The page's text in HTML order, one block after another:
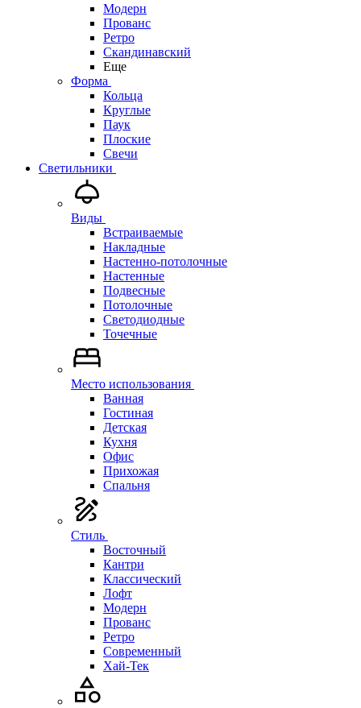
Модерн
Прованс
Ретро
Скандинавский
Еще
Форма
Кольца
Круглые
Паук
Плоские
Свечи
Светильники
Виды
Встраиваемые
Накладные
Настенно-потолочные
Настенные
Подвесные
Потолочные
Светодиодные
Точечные
Место использования
Ванная
Гостиная
Детская
Кухня
Офис
Прихожая
Спальня
Стиль
Восточный
Кантри
Классический
Лофт
Модерн
Прованс
Ретро
Современный
Хай-Тек